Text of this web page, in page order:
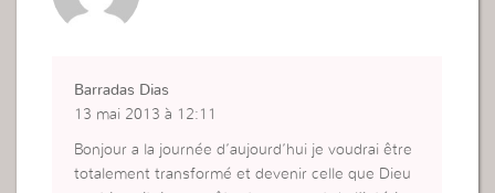
Barradas Dias
13 mai 2013 à 12:11
Bonjour a la journée d’aujourd’hui je voudrai être
totalement transformé et devenir celle que Dieu